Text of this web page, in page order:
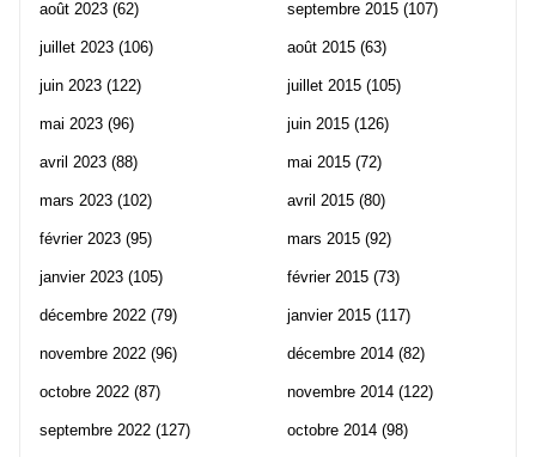
août 2023 (62)
juillet 2023 (106)
juin 2023 (122)
mai 2023 (96)
avril 2023 (88)
mars 2023 (102)
février 2023 (95)
janvier 2023 (105)
décembre 2022 (79)
novembre 2022 (96)
octobre 2022 (87)
septembre 2022 (127)
septembre 2015 (107)
août 2015 (63)
juillet 2015 (105)
juin 2015 (126)
mai 2015 (72)
avril 2015 (80)
mars 2015 (92)
février 2015 (73)
janvier 2015 (117)
décembre 2014 (82)
novembre 2014 (122)
octobre 2014 (98)